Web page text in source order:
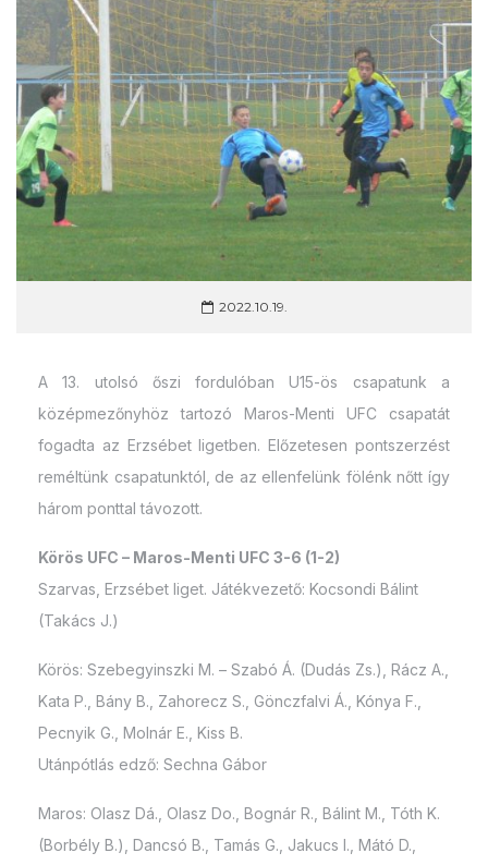
2022.10.19.
A 13. utolsó őszi fordulóban U15-ös csapatunk a
középmezőnyhöz tartozó Maros-Menti UFC csapatát
fogadta az Erzsébet ligetben. Előzetesen pontszerzést
reméltünk csapatunktól, de az ellenfelünk fölénk nőtt így
három ponttal távozott.
Körös UFC – Maros-Menti UFC 3-6 (1-2)
Szarvas, Erzsébet liget. Játékvezető: Kocsondi Bálint
(Takács J.)
Körös: Szebegyinszki M. – Szabó Á. (Dudás Zs.), Rácz A.,
Kata P., Bány B., Zahorecz S., Gönczfalvi Á., Kónya F.,
Pecnyik G., Molnár E., Kiss B.
Utánpótlás edző: Sechna Gábor
Maros: Olasz Dá., Olasz Do., Bognár R., Bálint M., Tóth K.
(Borbély B.), Dancsó B., Tamás G., Jakucs I., Mátó D.,